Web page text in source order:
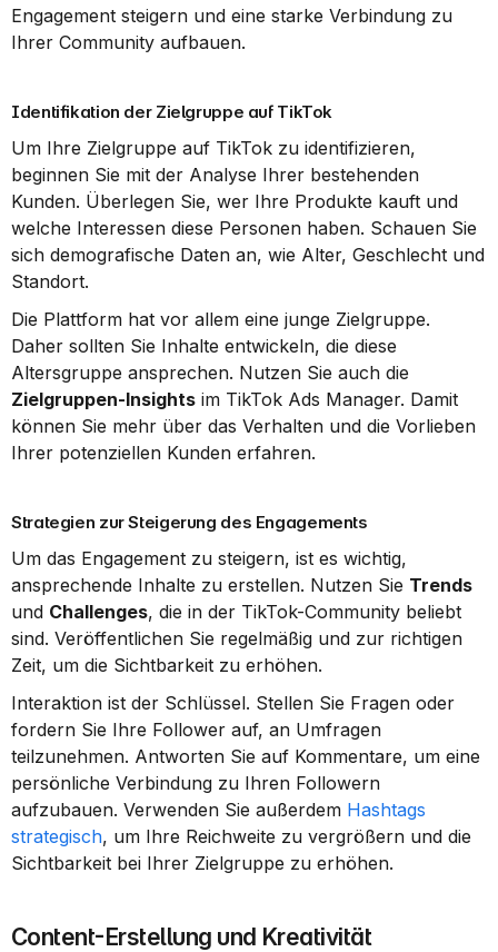
Engagement steigern und eine starke Verbindung zu
Ihrer Community aufbauen.
Identifikation der Zielgruppe auf TikTok
Um Ihre Zielgruppe auf TikTok zu identifizieren,
beginnen Sie mit der Analyse Ihrer bestehenden
Kunden. Überlegen Sie, wer Ihre Produkte kauft und
welche Interessen diese Personen haben. Schauen Sie
sich demografische Daten an, wie Alter, Geschlecht und
Standort.
Die Plattform hat vor allem eine junge Zielgruppe.
Daher sollten Sie Inhalte entwickeln, die diese
Zielgruppen-Insights im TikTok Ads Manager. Damit
können Sie mehr über das Verhalten und die Vorlieben
Ihrer potenziellen Kunden erfahren.
Strategien zur Steigerung des Engagements
Um das Engagement zu steigern, ist es wichtig,
ansprechende Inhalte zu erstellen. Nutzen Sie Trends
und Challenges, die in der TikTok-Community beliebt
sind. Veröffentlichen Sie regelmäßig und zur richtigen
Zeit, um die Sichtbarkeit zu erhöhen.
Interaktion ist der Schlüssel. Stellen Sie Fragen oder
fordern Sie Ihre Follower auf, an Umfragen
teilzunehmen. Antworten Sie auf Kommentare, um eine
persönliche Verbindung zu Ihren Followern
aufzubauen. Verwenden Sie außerdem Hashtags
strategisch, um Ihre Reichweite zu vergrößern und die
Sichtbarkeit bei Ihrer Zielgruppe zu erhöhen.
Content-Erstellung und Kreativität